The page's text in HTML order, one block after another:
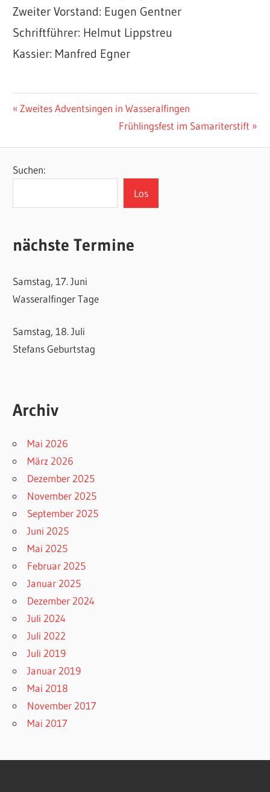
Zweiter Vorstand: Eugen Gentner
Schriftführer: Helmut Lippstreu
Kassier: Manfred Egner
UNCATEGORIZED
Beitragsnavigation
Vorheriger
Zweites Adventsingen in Wasseralfingen
Nächster
Frühlingsfest im Samariterstift
Suchen:
Los
nächste Termine
Samstag, 17. Juni
Wasseralfinger Tage
Samstag, 18. Juli
Stefans Geburtstag
Archiv
Mai 2026
März 2026
Dezember 2025
November 2025
September 2025
Juni 2025
Mai 2025
Februar 2025
Januar 2025
Dezember 2024
Juli 2024
Juli 2022
Juli 2019
Januar 2019
Mai 2018
November 2017
Mai 2017